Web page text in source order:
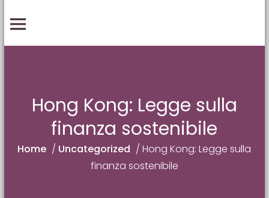
Hong Kong: Legge sulla
finanza sostenibile
Home / Uncategorized /Hong Kong: Legge sulla
finanza sostenibile